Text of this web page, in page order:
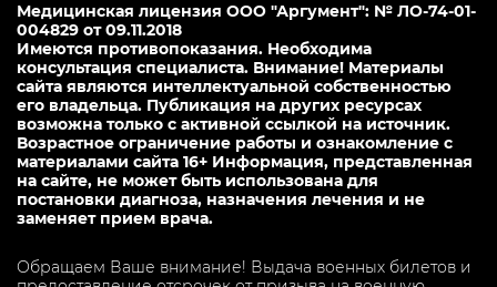
Медицинская лицензия ООО "Аргумент": № ЛО-74-01-
004829 от 09.11.2018
Имеются противопоказания. Необходима
консультация специалиста. Внимание! Материалы
сайта являются интеллектуальной собственностью
его владельца. Публикация на других ресурсах
возможна только с активной ссылкой на источник.
Возрастное ограничение работы и ознакомление с
материалами сайта 16+ Информация, представленная
на сайте, не может быть использована для
постановки диагноза, назначения лечения и не
заменяет прием врача.
Обращаем Ваше внимание! Выдача военных билетов и